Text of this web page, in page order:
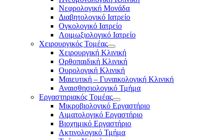
Νεφρολογική Μονάδα
Διαβητολογικό Ιατρείο
Ογκολογικό Ιατρείο
Λοιμωξιολογικό Ιατρείο
Χειρουργικός Τομέας
Χειρουργική Κλινική
Ορθοπαιδική Κλινική
Ουρολογική Κλινική
Μαιευτική – Γυναικολογική Κλινική
Αναισθησιολογικό Τμήμα
Εργαστηριακός Τομέας
Μικροβιολογικό Εργαστήριο
Αιματολογικό Εργαστήριο
Βιοχημικό Εργαστήριο
Ακτινολογικό Τμήμα